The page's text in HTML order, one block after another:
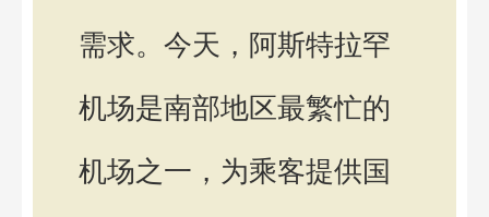
需求。今天，阿斯特拉罕
机场是南部地区最繁忙的
机场之一，为乘客提供国